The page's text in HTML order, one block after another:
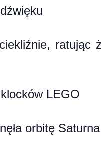
ratując
LEGO
orbitę Saturna